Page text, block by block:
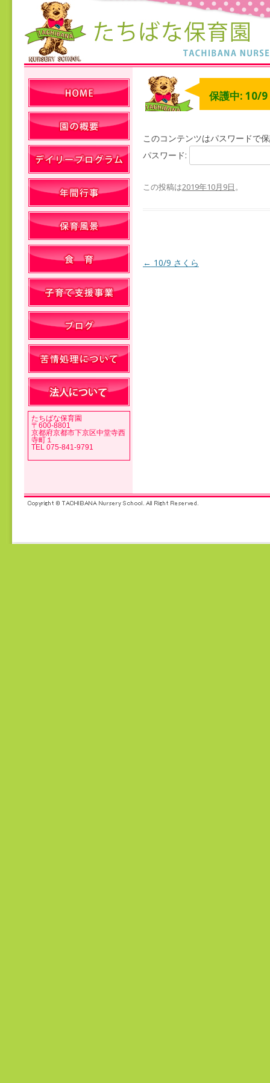
保護中: 10/9
このコンテンツはパスワードで
パスワード:
この投稿は2019年10月9日。
投稿ナビゲーション
← 10/9 さくら
たちばな保育園
〒600-8801
京都府京都市下京区中堂寺西
寺町１
TEL 075-841-9791